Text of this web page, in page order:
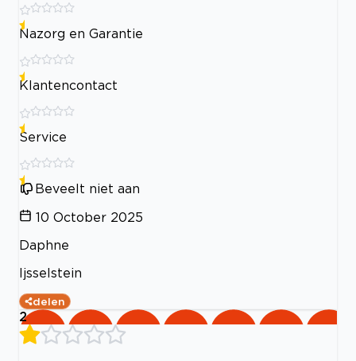
Nazorg en Garantie
Klantencontact
Service
Beveelt niet aan
10 October 2025
Daphne
Ijsselstein
delen
2